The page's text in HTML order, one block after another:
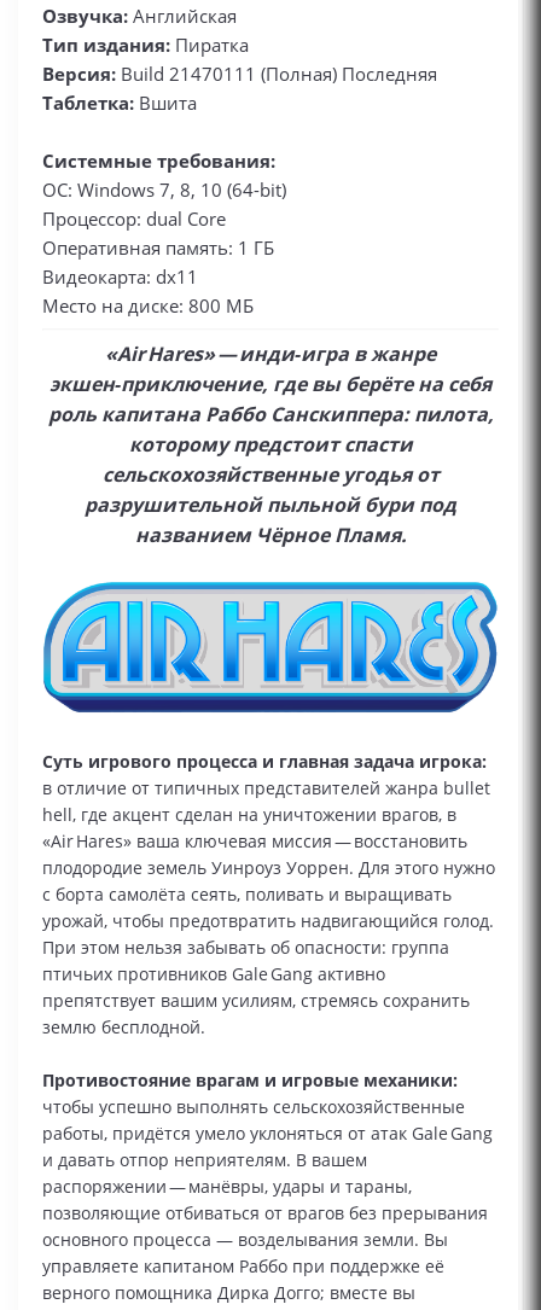
Озвучка: Английская
Тип издания: Пиратка
Версия: Build 21470111 (Полная) Последняя
Таблетка: Вшита
Системные требования:
ОС: Windows 7, 8, 10 (64-bit)
Процессор: dual Core
Оперативная память: 1 ГБ
Видеокарта: dx11
Место на диске: 800 МБ
«Air Hares» — инди‑игра в жанре
экшен‑приключение, где вы берёте на себя
роль капитана Раббо Санскиппера: пилота,
которому предстоит спасти
сельскохозяйственные угодья от
разрушительной пыльной бури под
названием Чёрное Пламя.
Суть игрового процесса и главная задача игрока:
в отличие от типичных представителей жанра bullet
hell, где акцент сделан на уничтожении врагов, в
«Air Hares» ваша ключевая миссия — восстановить
плодородие земель Уинроуз Уоррен. Для этого нужно
с борта самолёта сеять, поливать и выращивать
урожай, чтобы предотвратить надвигающийся голод.
При этом нельзя забывать об опасности: группа
птичьих противников Gale Gang активно
препятствует вашим усилиям, стремясь сохранить
землю бесплодной.
Противостояние врагам и игровые механики:
чтобы успешно выполнять сельскохозяйственные
работы, придётся умело уклоняться от атак Gale Gang
и давать отпор неприятелям. В вашем
распоряжении — манёвры, удары и тараны,
позволяющие отбиваться от врагов без прерывания
основного процесса — возделывания земли. Вы
управляете капитаном Раббо при поддержке её
верного помощника Дирка Догго; вместе вы